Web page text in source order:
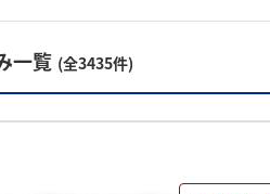
Vote
投票する
画で知ろう！業界・企業研究
一覧 (全3435件)